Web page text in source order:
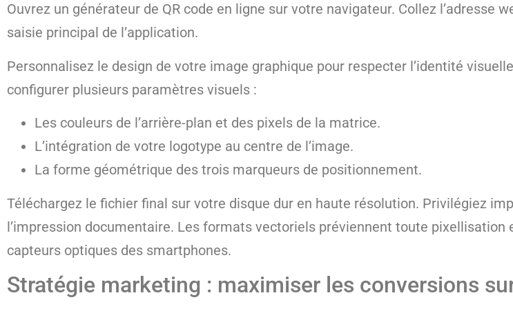
Ouvrez un générateur de QR code en ligne sur votre navigateur. Collez l’adresse
saisie principal de l’application.
Personnalisez le design de votre image graphique pour respecter l’identité
configurer plusieurs paramètres visuels :
Les couleurs de l’arrière-plan et des pixels de la matrice.
L’intégration de votre logotype au centre de l’image.
La forme géométrique des trois marqueurs de positionnement.
Téléchargez le fichier final sur votre disque dur en haute résolution. Privilégiez
l’impression documentaire. Les formats vectoriels préviennent toute
capteurs optiques des smartphones.
Stratégie marketing : maximiser les conversions